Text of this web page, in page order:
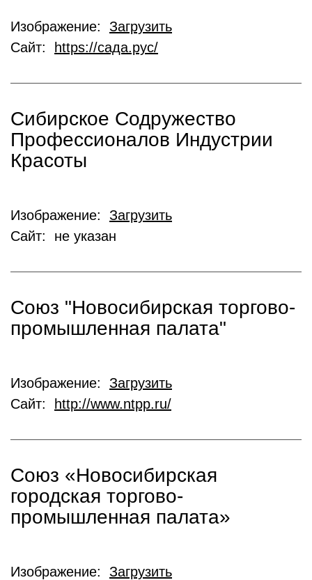
Изображение: Загрузить
Сайт:
https://сада.рус/
Сибирское Содружество
Профессионалов Индустрии
Красоты
Изображение: Загрузить
Сайт: не указан
Союз "Новосибирская торгово-
промышленная палата"
Изображение: Загрузить
Сайт:
http://www.ntpp.ru/
Союз «Новосибирская
городская торгово-
промышленная палата»
Изображение: Загрузить